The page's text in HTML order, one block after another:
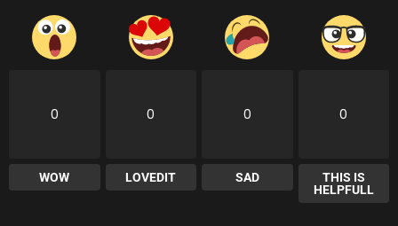
0
WOW
0
LOVEDIT
0
SAD
0
THIS IS
HELPFULL